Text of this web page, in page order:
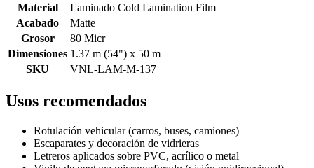
Material
Laminado Cold Lamination Film
Acabado
Matte
Grosor
80 Micr
Dimensiones 1.37 m (54") x 50 m
SKU
VNL-LAM-M-137
Usos recomendados
Rotulación vehicular (carros, buses, camiones)
Escaparates y decoración de vidrieras
Letreros aplicados sobre PVC, acrílico o metal